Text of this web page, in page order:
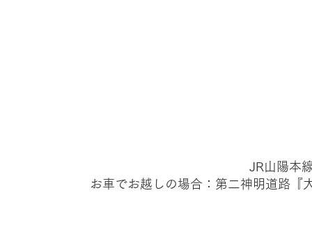
JR山陽本
お車でお越しの場合：第二神明道路​『